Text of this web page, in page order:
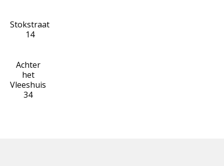
Stokstraat
14
Achter
het
Vleeshuis
34